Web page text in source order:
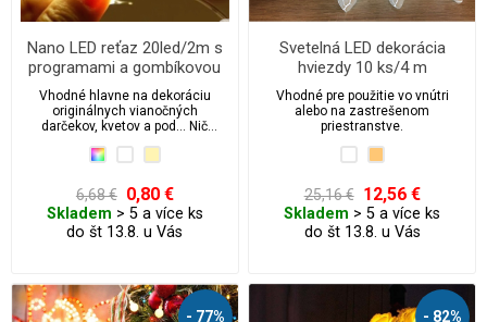
Nano LED reťaz 20led/2m s
programami a gombíkovou
batériou
Vhodné hlavne na dekoráciu
originálnych vianočných
darčekov, kvetov a pod... Nič
svietiaci darček. 3 Batérie sú už v
balenia.
6,68 € 0,80 €
Skladem > 5 a více ks
do št 13.8. u Vás
Svetelná LED dekorácia
hviezdy 10 ks/4 m
Vhodné pre použitie vo vnútri
alebo na zastrešenom
priestranstve.
25,16 € 12,56 €
Skladem > 5 a více ks
do št 13.8. u Vás
- 77% - 82%